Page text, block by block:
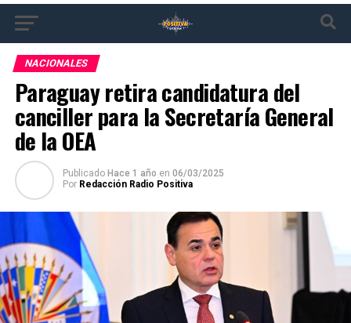
NACIONALES
Paraguay retira candidatura del
canciller para la Secretaría General
de la OEA
Publicado Hace 1 año en 06/03/2025
Por Redacción Radio Positiva